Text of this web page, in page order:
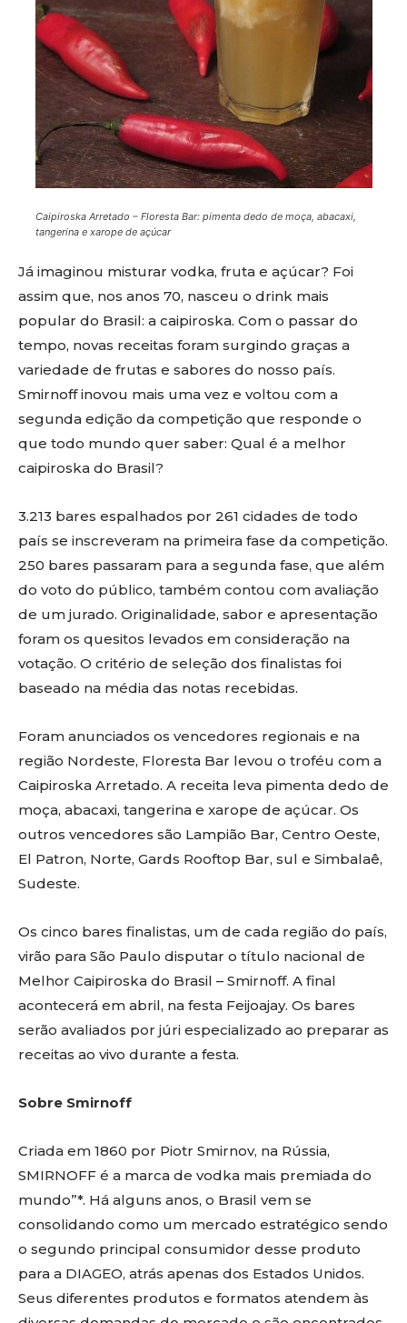
Caipiroska Arretado – Floresta Bar: pimenta dedo de moça, abacaxi,
tangerina e xarope de açúcar
Já imaginou misturar vodka, fruta e açúcar? Foi
assim que, nos anos 70, nasceu o drink mais
popular do Brasil: a caipiroska. Com o passar do
tempo, novas receitas foram surgindo graças a
variedade de frutas e sabores do nosso país.
Smirnoff inovou mais uma vez e voltou com a
segunda edição da competição que responde o
que todo mundo quer saber: Qual é a melhor
caipiroska do Brasil?
3.213 bares espalhados por 261 cidades de todo
país se inscreveram na primeira fase da competição.
250 bares passaram para a segunda fase, que além
do voto do público, também contou com avaliação
de um jurado. Originalidade, sabor e apresentação
foram os quesitos levados em consideração na
votação. O critério de seleção dos finalistas foi
baseado na média das notas recebidas.
Foram anunciados os vencedores regionais e na
região Nordeste, Floresta Bar levou o troféu com a
Caipiroska Arretado. A receita leva pimenta dedo de
moça, abacaxi, tangerina e xarope de açúcar. Os
outros vencedores são Lampião Bar, Centro Oeste,
El Patron, Norte, Gards Rooftop Bar, sul e Simbalaê,
Sudeste.
Os cinco bares finalistas, um de cada região do país,
virão para São Paulo disputar o título nacional de
Melhor Caipiroska do Brasil – Smirnoff. A final
acontecerá em abril, na festa Feijoajay. Os bares
serão avaliados por júri especializado ao preparar as
receitas ao vivo durante a festa.
Sobre Smirnoff
Criada em 1860 por Piotr Smirnov, na Rússia,
SMIRNOFF é a marca de vodka mais premiada do
mundo”*. Há alguns anos, o Brasil vem se
consolidando como um mercado estratégico sendo
o segundo principal consumidor desse produto
para a DIAGEO, atrás apenas dos Estados Unidos.
Seus diferentes produtos e formatos atendem às